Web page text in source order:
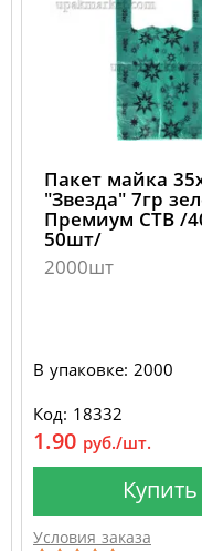
Пакет майка
"Звезда" 7гр
Премиум СТВ /
50шт/
2000шт
В упаковке: 2000
Код: 18332
1.90 руб./шт.
Купить
Условия заказа